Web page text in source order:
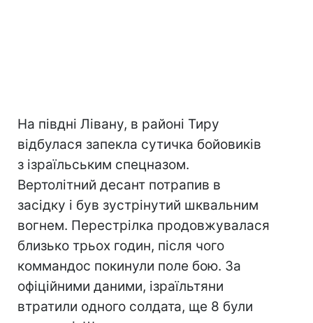
На півдні Лівану, в районі Тиру
відбулася запекла сутичка бойовиків
з ізраїльським спецназом.
Вертолітний десант потрапив в
засідку і був зустрінутий шквальним
вогнем. Перестрілка продовжувалася
близько трьох годин, після чого
коммандос покинули поле бою. За
офіційними даними, ізраїльтяни
втратили одного солдата, ще 8 були